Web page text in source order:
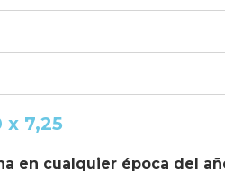
x 7,25
en cualquier época del